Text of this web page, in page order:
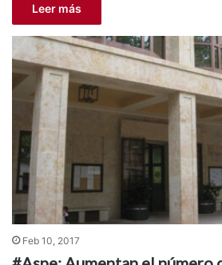
Leer más
Feb 10, 2017